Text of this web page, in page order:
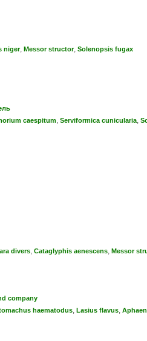
niger, Messor structor, Solenopsis fugax
caespitum, Serviformica cunicularia,
divers, Cataglyphis aenescens, Messor
company
haematodus, Lasius flavus,